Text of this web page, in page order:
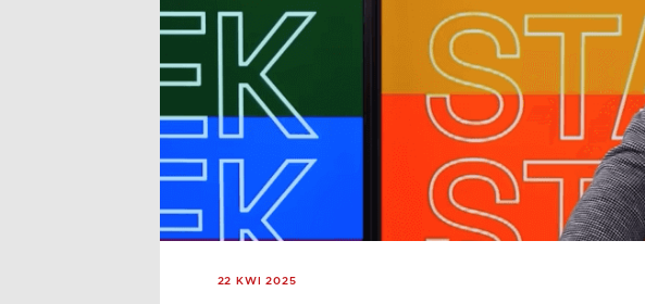
22 KWI 2025